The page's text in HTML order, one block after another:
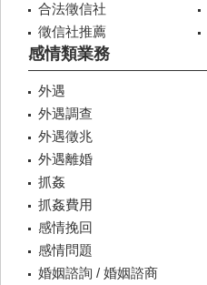
合法徵信社
徵信社推薦
感情類業務
外遇
外遇調查
外遇徵兆
外遇離婚
抓姦
抓姦費用
感情挽回
感情問題
婚姻諮詢 / 婚姻諮商